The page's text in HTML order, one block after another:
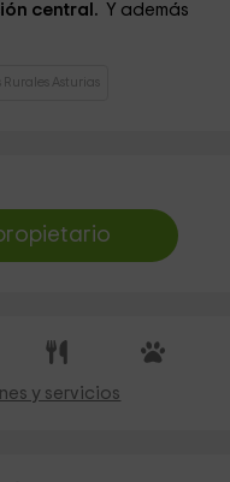
central. Y además
Rurales Asturias
y servicios